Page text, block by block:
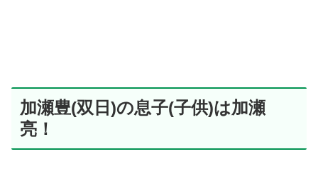
加瀬豊(双日)の息子(子供)は加瀬
亮！